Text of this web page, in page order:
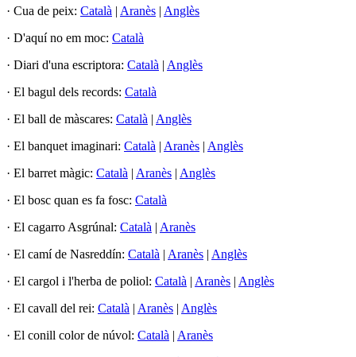
· Cua de peix: Català | Aranès | Anglès
· D'aquí no em moc: Català
· Diari d'una escriptora: Català | Anglès
· El bagul dels records: Català
· El ball de màscares: Català | Anglès
· El banquet imaginari: Català | Aranès | Anglès
· El barret màgic: Català | Aranès | Anglès
· El bosc quan es fa fosc: Català
· El cagarro Asgrúnal: Català | Aranès
· El camí de Nasreddín: Català | Aranès | Anglès
· El cargol i l'herba de poliol: Català | Aranès | Anglès
· El cavall del rei: Català | Aranès | Anglès
· El conill color de núvol: Català | Aranès